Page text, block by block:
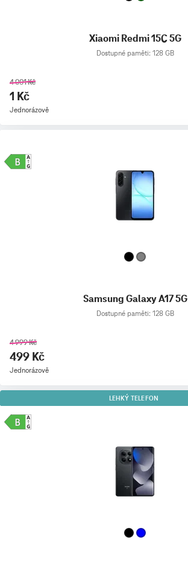
Xiaomi Redmi 15C 5G
Dostupné paměti: 128 GB
4 001 Kč
1 Kč
Jednorázově
Samsung Galaxy A17 5G
Dostupné paměti: 128 GB
4 999 Kč
499 Kč
Jednorázově
LEHKÝ TELEFON